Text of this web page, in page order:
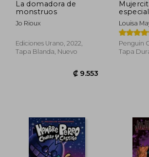
La domadora de
monstruos
Jo Rioux
Ediciones Urano, 2022,
Tapa Blanda, Nuevo
cantos
Louisa
Penguin
Tapa